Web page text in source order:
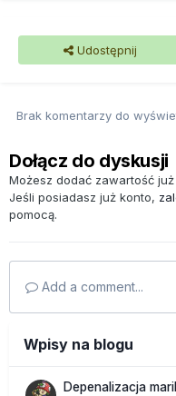
Udostępnij
Brak komentarzy do
Dołącz do dyskusji
Możesz dodać zawartość
Jeśli posiadasz już konto,
pomocą.
Add a comment...
Wpisy na blogu
Depenalizacja